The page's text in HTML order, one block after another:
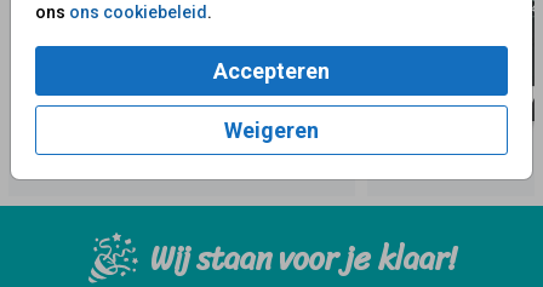
ons ons cookiebeleid.
Accepteren
Weigeren
Wij staan voor je klaar!